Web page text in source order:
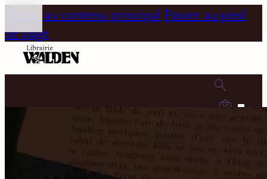
Passer au contenu principal Passer au pied
de page
0